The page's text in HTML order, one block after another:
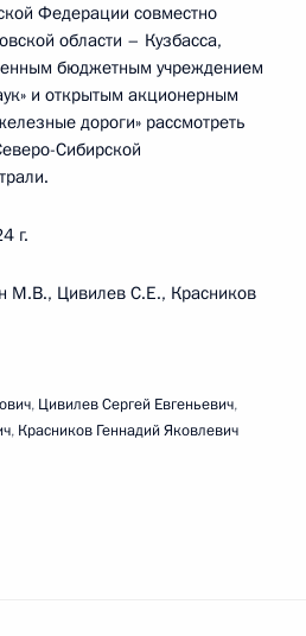
Федерации совместно
области – Кузбасса,
бюджетным учреждением
и открытым акционерным
дороги» рассмотреть
Сибирской
г.
М.В., Цивилев С.Е., Красников
, Цивилев Сергей Евгеньевич,
, Красников Геннадий Яковлевич